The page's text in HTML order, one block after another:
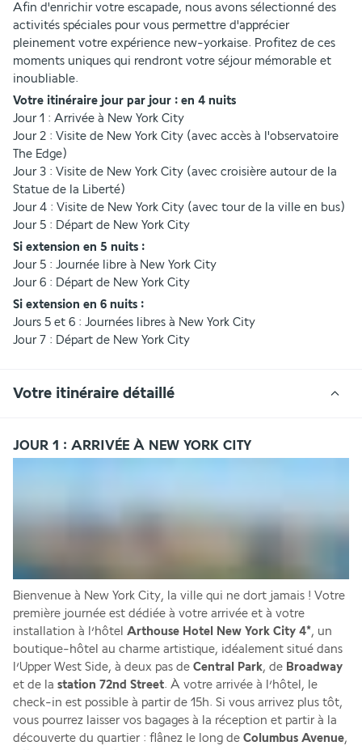
Afin d'enrichir votre escapade, nous avons sélectionné des
activités spéciales pour vous permettre d'apprécier
pleinement votre expérience new-yorkaise. Profitez de ces
moments uniques qui rendront votre séjour mémorable et
inoubliable.
Votre itinéraire jour par jour : en 4 nuits
Jour 1 : Arrivée à New York City
Jour 2 : Visite de New York City (avec accès à l'observatoire
The Edge)
Jour 3 : Visite de New York City (avec croisière autour de la
Statue de la Liberté)
Jour 4 : Visite de New York City (avec tour de la ville en bus)
Jour 5 : Départ de New York City
Si extension en 5 nuits :
Jour 5 : Journée libre à New York City
Jour 6 : Départ de New York City
Si extension en 6 nuits :
Jours 5 et 6 : Journées libres à New York City
Jour 7 : Départ de New York City
Votre itinéraire détaillé
JOUR 1 : ARRIVÉE À NEW YORK CITY
Bienvenue à New York City, la ville qui ne dort jamais ! Votre
première journée est dédiée à votre arrivée et à votre
installation à l’hôtel Arthouse Hotel New York City 4*, un
boutique-hôtel au charme artistique, idéalement situé dans
l’Upper West Side, à deux pas de Central Park, de Broadway
et de la station 72nd Street. À votre arrivée à l’hôtel, le
check-in est possible à partir de 15h. Si vous arrivez plus tôt,
vous pourrez laisser vos bagages à la réception et partir à la
découverte du quartier : flânez le long de Columbus Avenue,